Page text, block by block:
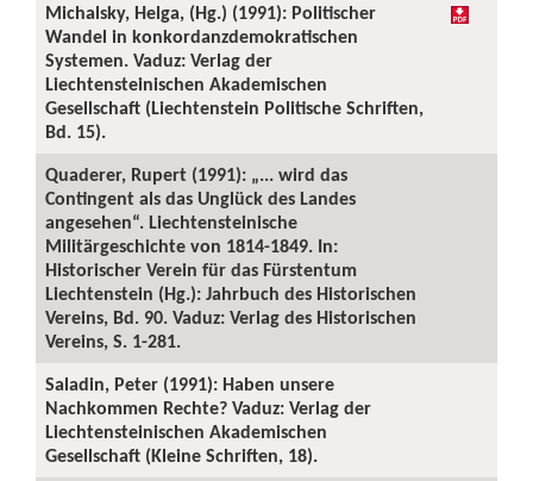
Michalsky, Helga, (Hg.) (1991): Politischer
Wandel in konkordanzdemokratischen
Systemen. Vaduz: Verlag der
Liechtensteinischen Akademischen
Gesellschaft (Liechtenstein Politische Schriften,
Bd. 15).
Quaderer, Rupert (1991): „... wird das
Contingent als das Unglück des Landes
angesehen“. Liechtensteinische
Militärgeschichte von 1814-1849. In:
Historischer Verein für das Fürstentum
Liechtenstein (Hg.): Jahrbuch des Historischen
Vereins, Bd. 90. Vaduz: Verlag des Historischen
Vereins, S. 1-281.
Saladin, Peter (1991): Haben unsere
Nachkommen Rechte? Vaduz: Verlag der
Liechtensteinischen Akademischen
Gesellschaft (Kleine Schriften, 18).